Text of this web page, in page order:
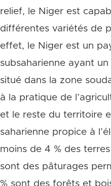
relief, le Niger est
différentes variétés de
effet, le Niger est un
subsaharienne ayant
situé dans la zone
à la pratique de
et le reste du territoire
saharienne propice à
moins de 4 % des
sont des pâturages
% sont des forêts et